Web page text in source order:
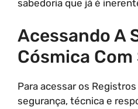
sabedoria que já é
Acessando A
Cósmica
Para acessar os
segurança, técnica e